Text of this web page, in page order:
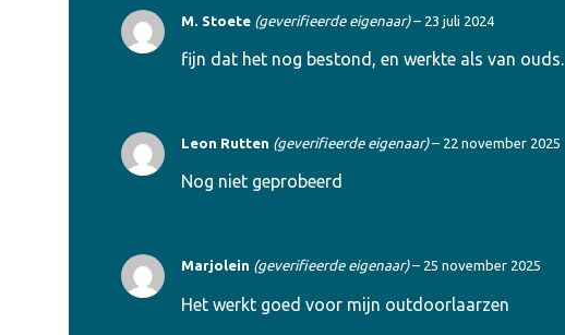
M. Stoete (geverifieerde eigenaar) – 23 juli 2024
fijn dat het nog bestond, en werkte als van ouds.
Leon Rutten (geverifieerde eigenaar) – 22 november 2025
Nog niet geprobeerd
Marjolein (geverifieerde eigenaar) – 25 november 2025
Het werkt goed voor mijn outdoorlaarzen